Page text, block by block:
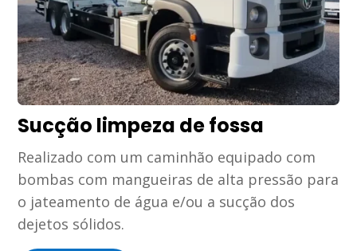
Sucção limpeza de fossa
Realizado com um caminhão equipado com
bombas com mangueiras de alta pressão para
o jateamento de água e/ou a sucção dos
dejetos sólidos.